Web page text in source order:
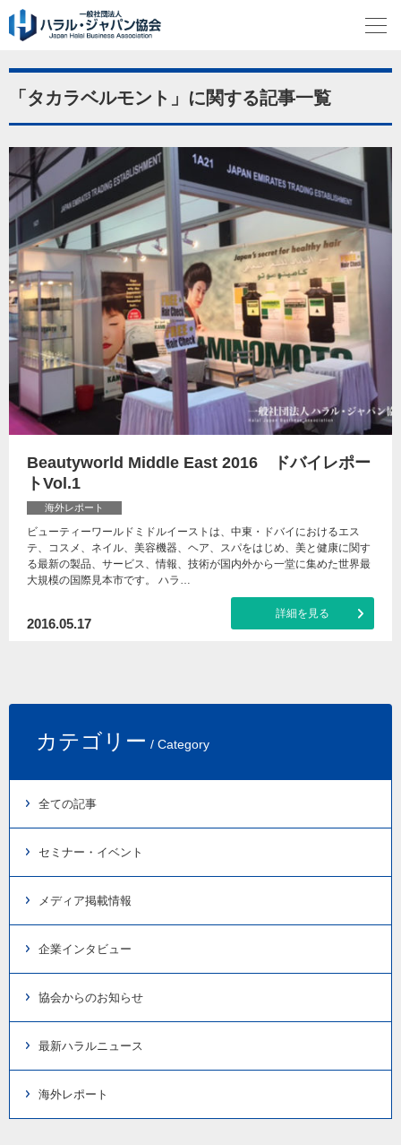
「タカラベルモント」に関する記事一覧
Beautyworld Middle East 2016 ドバイレポー
トVol.1
海外レポート
ビューティーワールドミドルイーストは、中東・ドバイにおけるエス
テ、コスメ、ネイル、美容機器、ヘア、スパをはじめ、美と健康に関す
る最新の製品、サービス、情報、技術が国内外から一堂に集めた世界最
大規模の国際見本市です。 ハラ…
2016.05.17
詳細を見る
カテゴリー / Category
全ての記事
セミナー・イベント
メディア掲載情報
企業インタビュー
協会からのお知らせ
最新ハラルニュース
海外レポート